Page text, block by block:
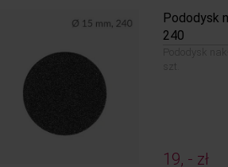
Pododysk
240
Pododysk
szt.
19, - zł